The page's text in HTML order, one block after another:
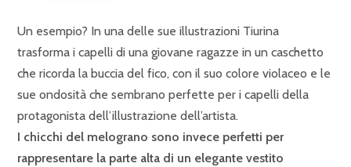
Un esempio? In una delle sue illustrazioni Tiurina
trasforma i capelli di una giovane ragazze in un caschetto
che ricorda la buccia del fico, con il suo colore violaceo e le
sue ondosità che sembrano perfette per i capelli della
protagonista dell’illustrazione dell’artista.
I chicchi del melograno sono invece perfetti per
rappresentare la parte alta di un elegante vestito